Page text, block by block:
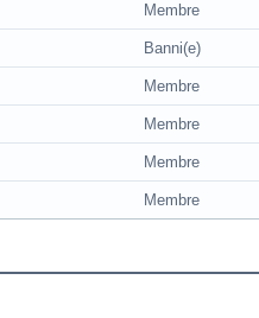
Membre
Banni(e)
Membre
Membre
Membre
Membre